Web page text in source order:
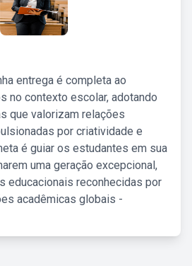
entrega é completa ao
no contexto escolar, adotando
que valorizam relações
por criatividade e
é guiar os estudantes em sua
uma geração excepcional,
educacionais reconhecidas por
acadêmicas globais -